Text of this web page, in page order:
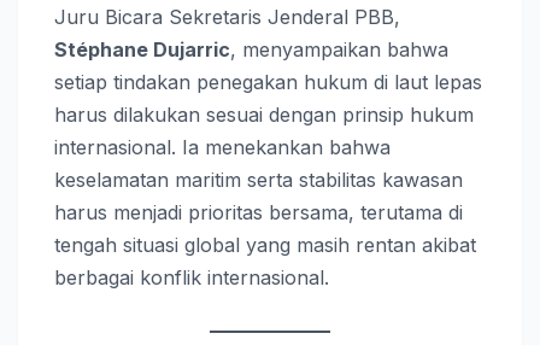
Juru Bicara Sekretaris Jenderal PBB,
Stéphane Dujarric, menyampaikan bahwa
setiap tindakan penegakan hukum di laut lepas
harus dilakukan sesuai dengan prinsip hukum
internasional. Ia menekankan bahwa
keselamatan maritim serta stabilitas kawasan
harus menjadi prioritas bersama, terutama di
tengah situasi global yang masih rentan akibat
berbagai konflik internasional.